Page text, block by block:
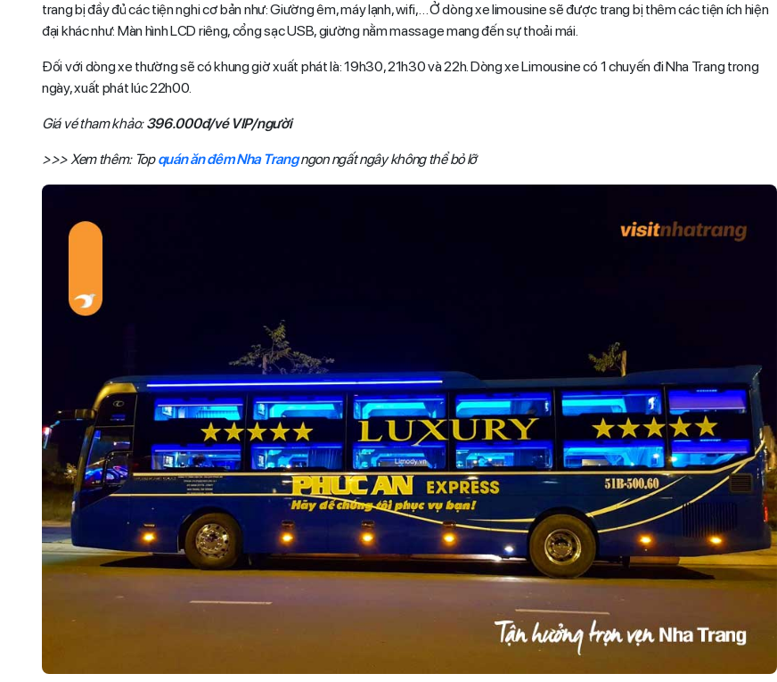
trang bị đầy đủ các tiện nghi cơ bản như: Giường êm, máy lạnh, wifi,… Ở dòng xe limousine sẽ được trang bị thêm các tiện ích hiện
đại khác như: Màn hình LCD riêng, cổng sạc USB, giường nằm massage mang đến sự thoải mái.
Đối với dòng xe thường sẽ có khung giờ xuất phát là: 19h30, 21h30 và 22h. Dòng xe Limousine có 1 chuyến đi Nha Trang trong
ngày, xuất phát lúc 22h00.
Giá vé tham khảo:396.000đ/vé VIP/người
>>> Xem thêm: Topquán ăn đêm Nha Trangngon ngất ngây không thể bỏ lỡ